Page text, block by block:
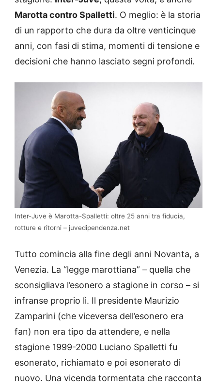
Marotta contro Spalletti. O meglio: è la storia
di un rapporto che dura da oltre venticinque
anni, con fasi di stima, momenti di tensione e
decisioni che hanno lasciato segni profondi.
Inter-Juve è Marotta-Spalletti: oltre 25 anni tra fiducia,
rotture e ritorni – juvedipendenza.net
Tutto comincia alla fine degli anni Novanta, a
Venezia. La “legge marottiana” – quella che
sconsigliava l’esonero a stagione in corso – si
infranse proprio lì. Il presidente Maurizio
Zamparini (che viceversa dell’esonero era
fan) non era tipo da attendere, e nella
stagione 1999-2000 Luciano Spalletti fu
esonerato, richiamato e poi esonerato di
nuovo. Una vicenda tormentata che racconta